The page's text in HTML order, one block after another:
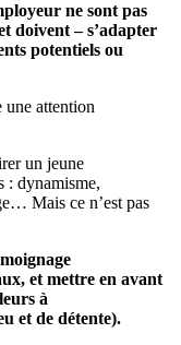
ne sont pas
doivent – s’adapter
potentiels ou
une attention
un jeune
: dynamisme,
Mais ce n’est pas
et mettre en avant
à
et de détente).